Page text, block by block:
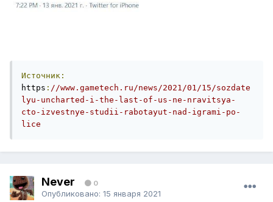
Источник:
https : //www.gametech.ru/news/2021/01/15/sozdate
lyu-uncharted-i-the-last-of-us-ne-nravitsya-
cto-izvestnye-studii-rabotayut-nad-igrami-po-
lice
Never 0
Опубликовано: 15 января 2021